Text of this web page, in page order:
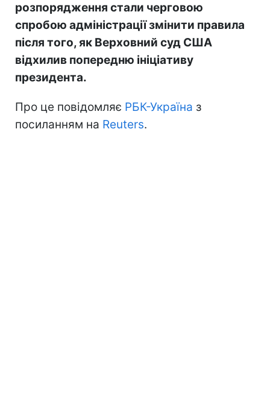
розпорядження стали черговою
спробою адміністрації змінити правила
після того, як Верховний суд США
відхилив попередню ініціативу
президента.
Про це повідомляє РБК-Україна з
посиланням на Reuters.